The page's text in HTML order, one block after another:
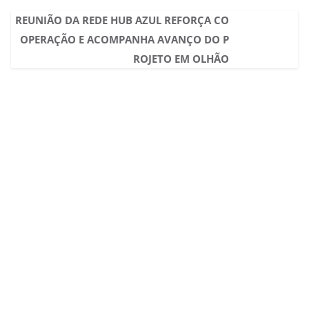
REUNIÃO DA REDE HUB AZUL REFORÇA CO
OPERAÇÃO E ACOMPANHA AVANÇO DO P
ROJETO EM OLHÃO